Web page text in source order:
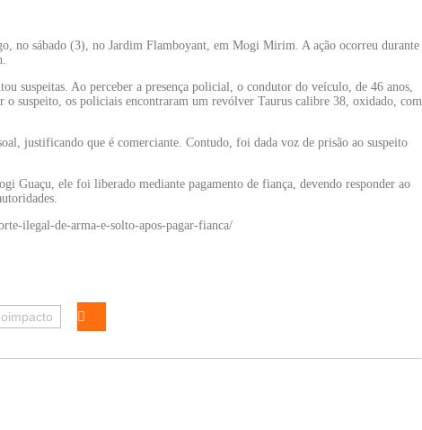
no sábado (3), no Jardim Flamboyant, em Mogi Mirim. A ação ocorreu durante
suspeitas. Ao perceber a presença policial, o condutor do veículo, de 46 anos,
o suspeito, os policiais encontraram um revólver Taurus calibre 38, oxidado, com
justificando que é comerciante. Contudo, foi dada voz de prisão ao suspeito
Guaçu, ele foi liberado mediante pagamento de fiança, devendo responder ao
ilegal-de-arma-e-solto-apos-pagar-fianca/
oimpacto